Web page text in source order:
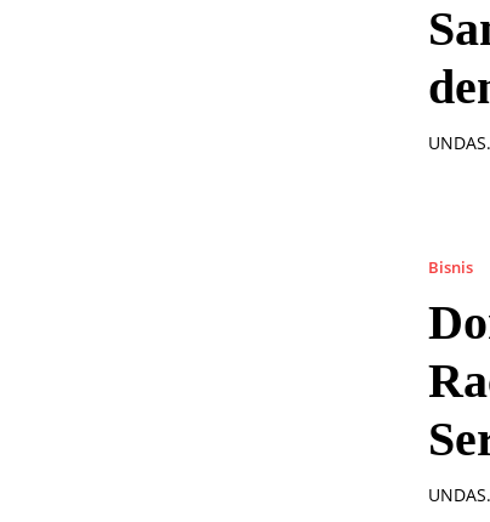
Bisnis